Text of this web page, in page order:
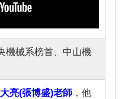
機械系榜首、中山機
亮(張博盛)老師 ，他